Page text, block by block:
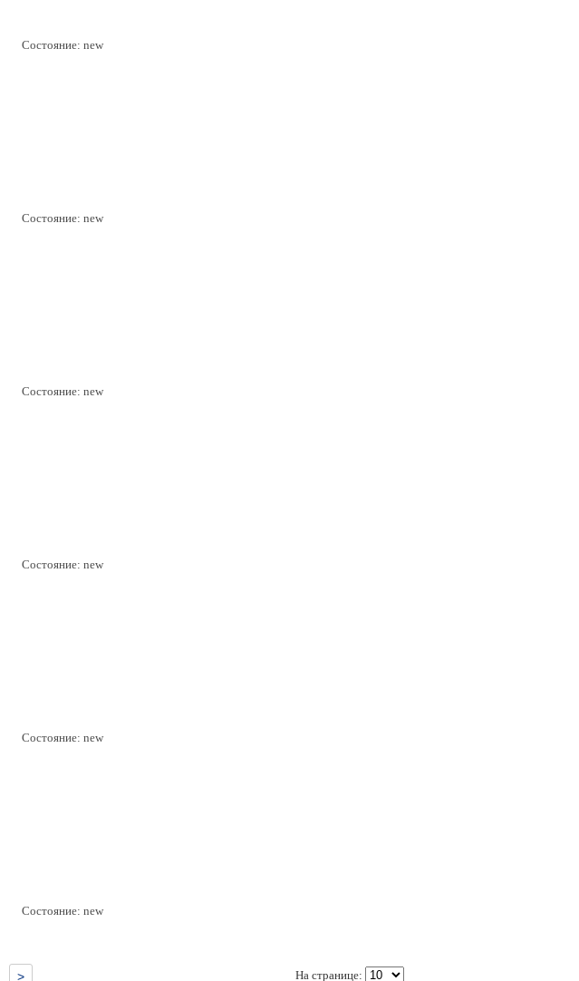
Состояние: new
Состояние: new
Состояние: new
Состояние: new
Состояние: new
Состояние: new
> На странице: